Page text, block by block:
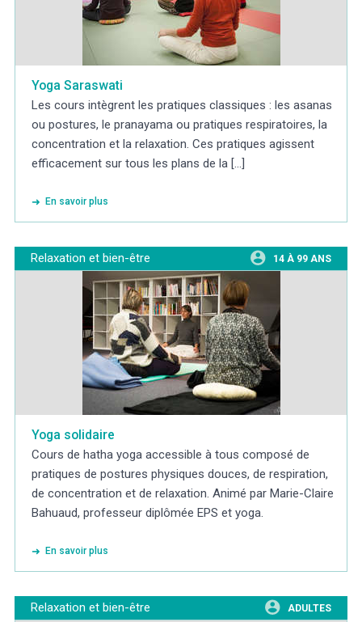
Yoga Saraswati
Les cours intègrent les pratiques classiques : les asanas
ou postures, le pranayama ou pratiques respiratoires, la
concentration et la relaxation. Ces pratiques agissent
efficacement sur tous les plans de la [...]
En savoir plus
Relaxation et bien-être 14 À 99 ANS
Yoga solidaire
Cours de hatha yoga accessible à tous composé de
pratiques de postures physiques douces, de respiration,
de concentration et de relaxation. Animé par Marie-Claire
Bahuaud, professeur diplômée EPS et yoga.
En savoir plus
Relaxation et bien-être ADULTES